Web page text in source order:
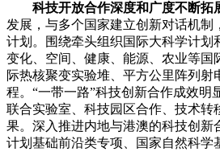
科技开放合作深度和广度不断拓
发展，与多个国家建立创新对话机制
计划。围绕牵头组织国际大科学计划
变化、空间、健康、能源、农业等国
际热核聚变实验堆、平方公里阵列射
程。“一带一路”科技创新合作成效明
联合实验室、科技园区合作、技术转
果。深入推进内地与港澳的科技创新
计划基础前沿类专项、国家自然科学